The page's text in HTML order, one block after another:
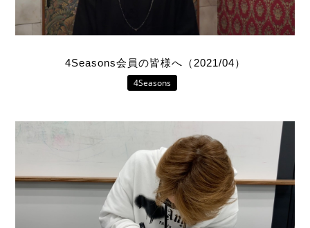
4Seasons会員の皆様へ（2021/04）
4Seasons